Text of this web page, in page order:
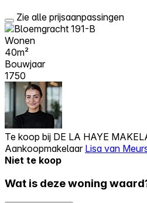
Zie alle prijsaanpassingen
Wonen
40m²
Bouwjaar
1750
Te koop bij DE LA HAYE
Aankoopmakelaar Lisa van
Niet te koop
Wat is deze woning